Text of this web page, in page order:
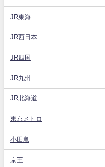
JR東海
JR西日本
JR四国
JR九州
JR北海道
東京メトロ
小田急
京王